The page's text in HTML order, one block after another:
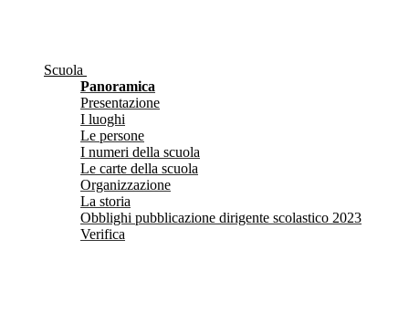
Scuola
Panoramica
Presentazione
I luoghi
Le persone
I numeri della scuola
Le carte della scuola
Organizzazione
La storia
Obblighi pubblicazione dirigente scolastico 2023
Verifica